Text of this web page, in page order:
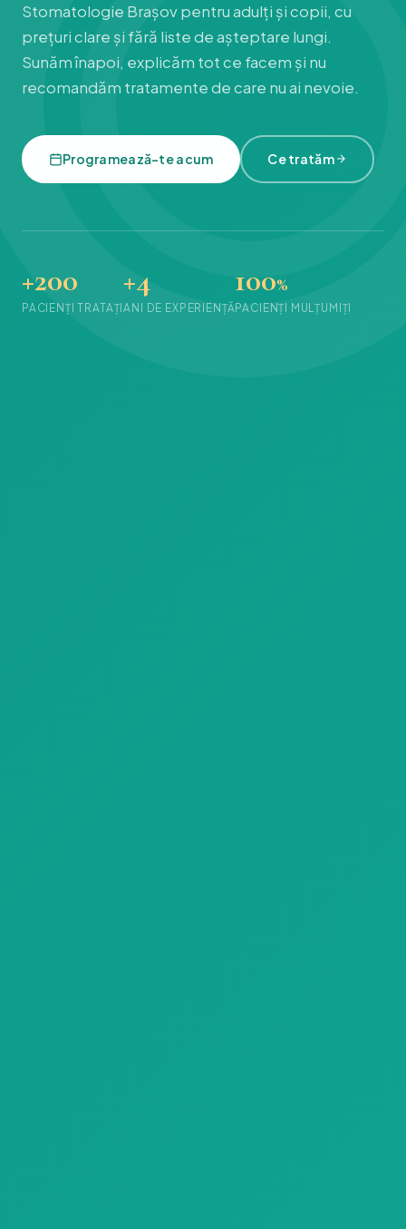
Stomatologie Brașov pentru adulți și copii, cu
prețuri clare și fără liste de așteptare lungi.
Sunăm înapoi, explicăm tot ce facem și nu
recomandăm tratamente de care nu ai nevoie.
Programează-te acum Ce tratăm
+200
PACIENȚI TRATAȚI
+4
ANI DE EXPERIENȚĂ
100%
PACIENȚI MULȚUMIȚI